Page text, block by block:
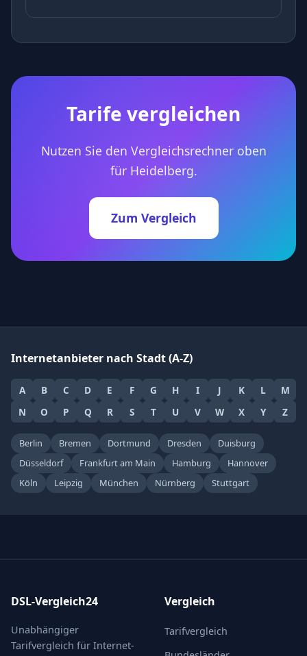
Tarife vergleichen
Nutzen Sie den Vergleichsrechner oben
für Heidelberg.
Zum Vergleich
Internetanbieter nach Stadt (A-Z)
A B C D E F G H I J K L
M
N
O P Q R S T U V W X Y Z
Berlin Bremen Dortmund Dresden
Duisburg
Düsseldorf
Frankfurt am Main Hamburg
Hannover
Köln
Leipzig München Nürnberg Stuttgart
DSL-Vergleich24
Unabhängiger
Tarifvergleich für Internet-
Vergleich
Tarifvergleich